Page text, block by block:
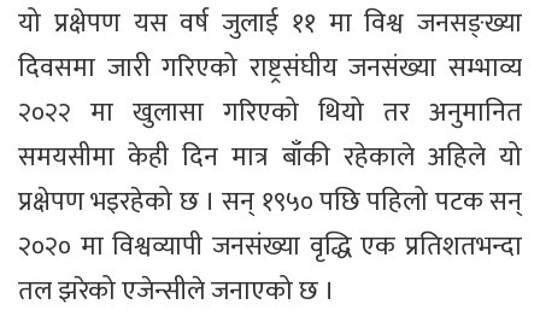
यो प्रक्षेपण यस वर्ष जुलाई ११ मा विश्व जनसङ्ख्या
दिवसमा जारी गरिएको राष्ट्रसंघीय जनसंख्या सम्भाव्य
२०२२ मा खुलासा गरिएको थियो तर अनुमानित
समयसीमा केही दिन मात्र बाँकी रहेकाले अहिले यो
प्रक्षेपण भइरहेको छ । सन् १९५० पछि पहिलो पटक सन्
२०२० मा विश्वव्यापी जनसंख्या वृद्धि एक प्रतिशतभन्दा
तल झरेको एजेन्सीले जनाएको छ ।